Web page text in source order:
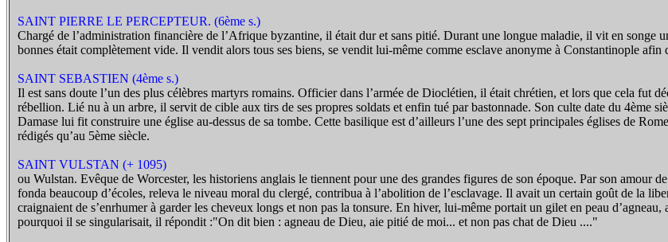
SAINT PIERRE LE PERCEPTEUR. (6ème s.)
Chargé de l’administration financière de l’Afrique byzantine, il était dur et sans pitié. Durant une longue maladie, il vit en songe
bonnes était complètement vide. Il vendit alors tous ses biens, se vendit lui-même comme esclave anonyme à Constantinople
SAINT SEBASTIEN (4ème s.)
Il est sans doute l’un des plus célèbres martyrs romains. Officier dans l’armée de Dioclétien, il était chrétien, et lors que cela fut
rébellion. Lié nu à un arbre, il servit de cible aux tirs de ses propres soldats et enfin tué par bastonnade. Son culte date du 4ème
Damase lui fit construire une église au-dessus de sa tombe. Cette basilique est d’ailleurs l’une des sept principales églises de
rédigés qu’au 5ème siècle.
SAINT VULSTAN (+ 1095)
ou Wulstan. Evêque de Worcester, les historiens anglais le tiennent pour une des grandes figures de son époque. Par son amour
fonda beaucoup d’écoles, releva le niveau moral du clergé, contribua à l’abolition de l’esclavage. Il avait un certain goût de la
craignaient de s’enrhumer à garder les cheveux longs et non pas la tonsure. En hiver, lui-même portait un gilet en peau
pourquoi il se singularisait, il répondit :"On dit bien : agneau de Dieu, aie pitié de moi... et non pas chat de Dieu ...."